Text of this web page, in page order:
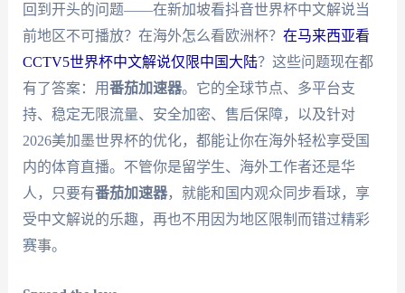
回到开头的问题——在新加坡看抖音世界杯中文解说当
前地区不可播放？在海外怎么看欧洲杯？ 在马来西亚看
CCTV5世界杯中文解说仅限中国大陆？这些问题现在都
有了答案：用番茄加速器。它的全球节点、多平台支
持、稳定无限流量、安全加密、售后保障，以及针对
2026美加墨世界杯的优化，都能让你在海外轻松享受国
内的体育直播。不管你是留学生、海外工作者还是华
人，只要有番茄加速器，就能和国内观众同步看球，享
受中文解说的乐趣，再也不用因为地区限制而错过精彩
赛事。